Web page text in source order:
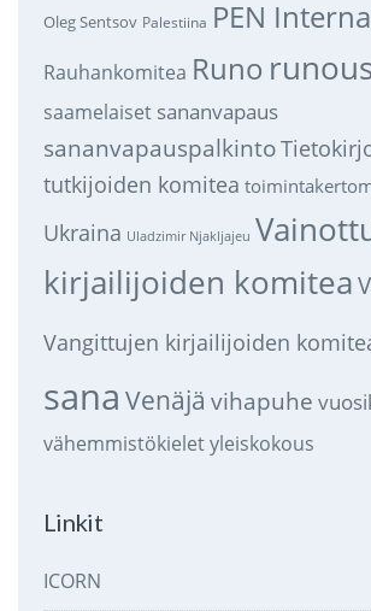
Oleg Sentsov Palestiina PEN
Rauhankomitea Runo runous
saamelaiset sananvapaus
sananvapauspalkinto
tutkijoiden komitea
Ukraina Uladzimir Njakljajeu
kirjailijoiden komitea
Vangittujen kirjailijoiden
sana Venäjä vihapuhe
vähemmistökieletyleiskokous
Linkit
ICORN